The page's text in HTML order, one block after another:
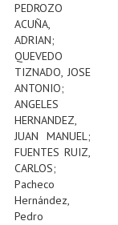
PEDROZO
ACUÑA,
ADRIAN;
QUEVEDO
TIZNADO, JOSE
ANTONIO;
ANGELES
HERNANDEZ,
JUAN MANUEL;
FUENTES RUIZ,
CARLOS;
Pacheco
Hernández,
Pedro